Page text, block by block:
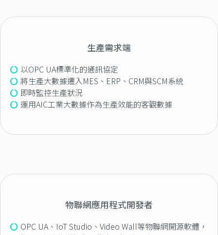
生產需求端
以OPC UA標準化的通訊協定
將生產大數據遷入MES、ERP、CRM與SCM系統
即時監控生產狀況
運用AIC工業大數據作為生產效能的客觀數據
物聯網應用程式開發者
OPC UA、IoT Studio、Video Wall等物聯網開源軟體，